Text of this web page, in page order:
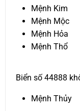
Mệnh Kim
Mệnh Mộc
Mệnh Hỏa
Mệnh Thổ
Biển số 44888
Mệnh Thủy